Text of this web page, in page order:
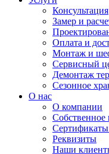
Консультация
Замер и
Оплата и
Монтаж и
Сервисный
Демонтаж
Сезонное
О нас
О компании
Собственное
Реквизиты
Наши